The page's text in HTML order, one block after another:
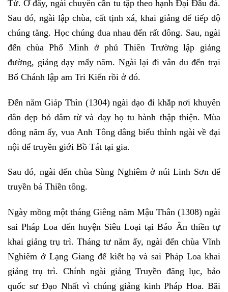
Tử. Ở đây, ngài chuyên cần tu tập theo hạnh Đại Đầu đà.
Sau đó, ngài lập chùa, cất tịnh xá, khai giảng để tiếp độ
chúng tăng. Học chúng đua nhau đến rất đông. Sau, ngài
đến chùa Phổ Minh ở phủ Thiên Trường lập giảng
đường, giảng dạy mấy năm. Ngài lại đi vân du đến trại
Bố Chánh lập am Tri Kiến rồi ở đó.
Đến năm Giáp Thìn (1304) ngài dạo đi khắp nơi khuyên
dân dẹp bỏ dâm từ và dạy họ tu hành thập thiện. Mùa
đông năm ấy, vua Anh Tông dâng biểu thỉnh ngài về đại
nội để truyền giới Bồ Tát tại gia.
Sau đó, ngài đến chùa Sùng Nghiêm ở núi Linh Sơn để
truyền bá Thiền tông.
Ngày mồng một tháng Giêng năm Mậu Thân (1308) ngài
sai Pháp Loa đến huyện Siêu Loại tại Báo Ân thiền tự
khai giảng trụ trì. Tháng tư năm ấy, ngài đến chùa Vĩnh
Nghiêm ở Lạng Giang để kiết hạ và sai Pháp Loa khai
giảng trụ trì. Chính ngài giảng Truyền đăng lục, bảo
quốc sư Đạo Nhất vì chúng giảng kinh Pháp Hoa. Bãi